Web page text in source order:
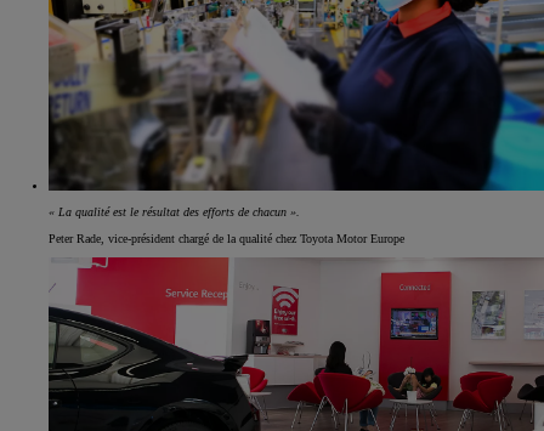
« La qualité est le résultat des efforts de chacun ».
Peter Rade, vice-président chargé de la qualité chez Toyota Motor Europe